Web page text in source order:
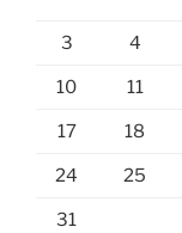
3 4
10 11
17 18
24 25
31